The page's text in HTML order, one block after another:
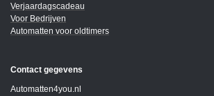
Verjaardagscadeau
Voor Bedrijven
Automatten voor oldtimers
Contact gegevens
Automatten4you.nl